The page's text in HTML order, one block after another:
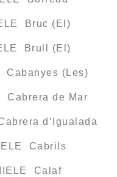
Bruc (El)
Brull (El)
(Les)
Cabrera de Mar
d’Igualada
Cabrils
Calaf